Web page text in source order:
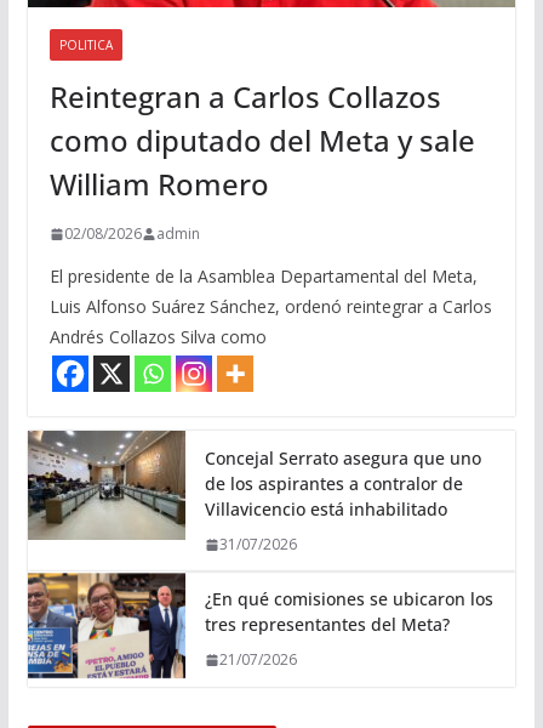
POLITICA
Reintegran a Carlos Collazos
como diputado del Meta y sale
William Romero
02/08/2026 admin
El presidente de la Asamblea Departamental del Meta,
Luis Alfonso Suárez Sánchez, ordenó reintegrar a Carlos
Andrés Collazos Silva como
Concejal Serrato asegura que uno
de los aspirantes a contralor de
Villavicencio está inhabilitado
31/07/2026
¿En qué comisiones se ubicaron los
tres representantes del Meta?
21/07/2026